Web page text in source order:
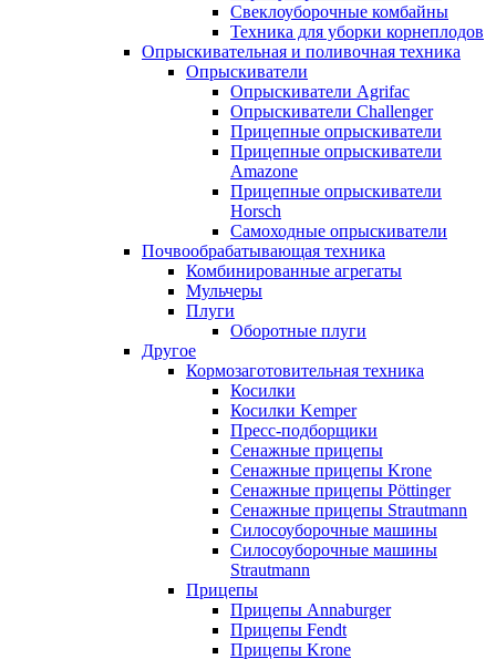
Свеклоуборочные комбайны
Техника для уборки корнеплодов
Опрыскивательная и поливочная техника
Опрыскиватели
Опрыскиватели Agrifac
Опрыскиватели Challenger
Прицепные опрыскиватели
Прицепные опрыскиватели
Amazone
Прицепные опрыскиватели
Horsch
Самоходные опрыскиватели
Почвообрабатывающая техника
Комбинированные агрегаты
Мульчеры
Плуги
Оборотные плуги
Другое
Кормозаготовительная техника
Косилки
Косилки Kemper
Пресс-подборщики
Сенажные прицепы
Сенажные прицепы Krone
Сенажные прицепы Pöttinger
Сенажные прицепы Strautmann
Силосоуборочные машины
Силосоуборочные машины
Strautmann
Прицепы
Прицепы Annaburger
Прицепы Fendt
Прицепы Krone